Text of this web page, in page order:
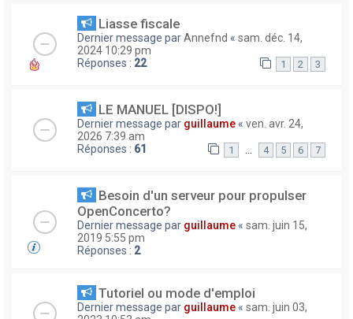
Liasse fiscale
Dernier message parAnnefnd « sam. déc. 14,
2024 10:29 pm
Réponses : 22 1 2 3
LE MANUEL [DISPO!]
Dernier message par guillaume « ven. avr. 24,
2026 7:39 am
Réponses : 61 1 … 4 5 6 7
Besoin d'un serveur pour propulser
OpenConcerto?
Dernier message par guillaume « sam. juin 15,
2019 5:55 pm
Réponses : 2
Tutoriel ou mode d'emploi
Dernier message par guillaume « sam. juin 03,